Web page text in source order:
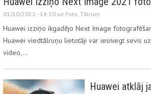
01/10/2021 - 14:10 uz Foto, Tālruņi
Huawei izziņo ikgadējo Next Image
Huawei viedtālruņu lietotāji var iesniegt sevis
video,…
Huawei atklāj